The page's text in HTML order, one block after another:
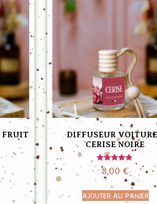
FRUIT
DIFFUSEUR
CERISE NOIRE
Note
5.00
sur 5
8,00 €
AJOUTER AU PANIER